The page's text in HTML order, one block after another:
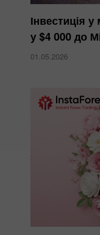
Інвестиція
у $4 000 до
01.05.2026